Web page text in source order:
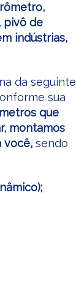
pivô de
indústrias,
da seguinte
sua
que
montamos
você, sendo